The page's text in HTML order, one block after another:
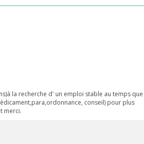
la recherche d' un emploi stable au temps que
conseil) pour plus
merci.